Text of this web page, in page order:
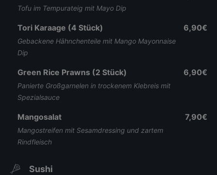
Tofu im Tempurateig mit Mayo Dip
Tori Karaage (4 Stück)
Gebackene Hähnchenteile mit Mango Mayonnaise
Dip
6,90€
Green Rice Prawns (2 Stück)
Panierte Großgarnelen in trockenem Klebreis mit
Spezialsauce
6,90€
Mangosalat
Mangostreifen mit Sesamdressing und zartem
Rindfleisch
7,90€
Sushi